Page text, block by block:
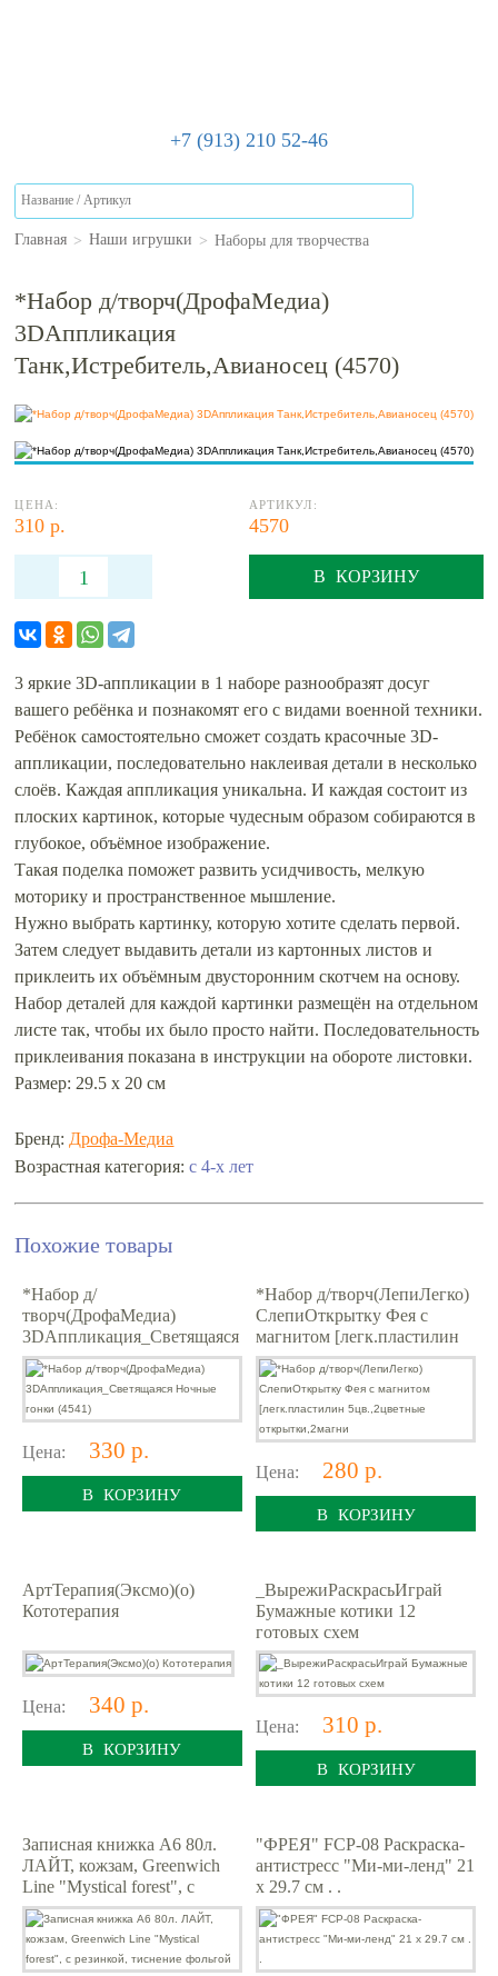
+7 (913) 210 52-46
Главная > Наши игрушки > Наборы для творчества
*Набор д/творч(ДрофаМедиа)
3DАппликация
Танк,Истребитель,Авианосец (4570)
ЦЕНА:
310 р.
АРТИКУЛ:
4570
В КОРЗИНУ
3 яркие 3D-аппликации в 1 наборе разнообразят досуг
вашего ребёнка и познакомят его с видами военной техники.
Ребёнок самостоятельно сможет создать красочные 3D-
аппликации, последовательно наклеивая детали в несколько
слоёв. Каждая аппликация уникальна. И каждая состоит из
плоских картинок, которые чудесным образом собираются в
глубокое, объёмное изображение.
Такая поделка поможет развить усидчивость, мелкую
моторику и пространственное мышление.
Нужно выбрать картинку, которую хотите сделать первой.
Затем следует выдавить детали из картонных листов и
приклеить их объёмным двусторонним скотчем на основу.
Набор деталей для каждой картинки размещён на отдельном
листе так, чтобы их было просто найти. Последовательность
приклеивания показана в инструкции на обороте листовки.
Размер: 29.5 х 20 см
Бренд: Дрофа-Медиа
Возрастная категория:с 4-х лет
Похожие товары
*Набор д/
творч(ДрофаМедиа)
3DАппликация_Светящаяся
Ночные гонки (4541)
Цена: 330 р.
В КОРЗИНУ
*Набор д/творч(ЛепиЛегко)
СлепиОткрытку Фея с
магнитом [легк.пластилин
5цв.,2цветные
открытки,2магни
Цена: 280 р.
В КОРЗИНУ
АртТерапия(Эксмо)(о)
Кототерапия
Цена: 340 р.
В КОРЗИНУ
_ВырежиРаскрасьИграй
Бумажные котики 12
готовых схем
Цена: 310 р.
В КОРЗИНУ
Записная книжка А6 80л.
ЛАЙТ, кожзам, Greenwich
Line "Mystical forest", с
резинкой, тиснение фольгой
"ФРЕЯ" FCP-08 Раскраска-
антистресс "Ми-ми-ленд" 21
x 29.7 см . .